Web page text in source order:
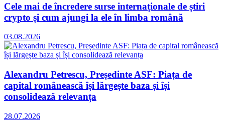
Cele mai de încredere surse internaționale de știri
crypto și cum ajungi la ele în limba română
03.08.2026
Alexandru Petrescu, Președinte ASF: Piața de
capital românească își lărgește baza și își
consolidează relevanța
28.07.2026